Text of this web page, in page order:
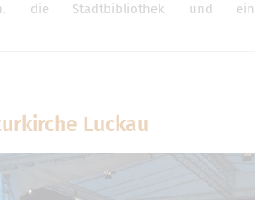
die Stadtbibliothek und ein
Luckau